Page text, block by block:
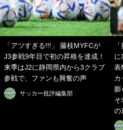
「アツすぎる!!!」 藤枝MYFCが
J3参戦9年目で初の昇格を達成！
来季はJ2に静岡県内から3クラブ
参戦で、ファンも興奮の声
サッカー批評編集部
に
表
カ
膨
そ
の